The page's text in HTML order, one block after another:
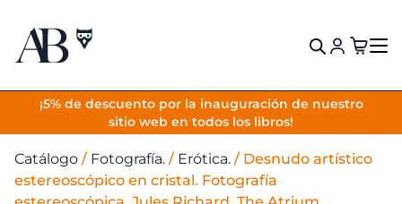
¡5% de descuento por la inauguración de nuestro
sitio web en todos los libros!
VOLVER
Catálogo / Fotografía. / Erótica. / Desnudo artístico
estereoscópico en cristal. Fotografía